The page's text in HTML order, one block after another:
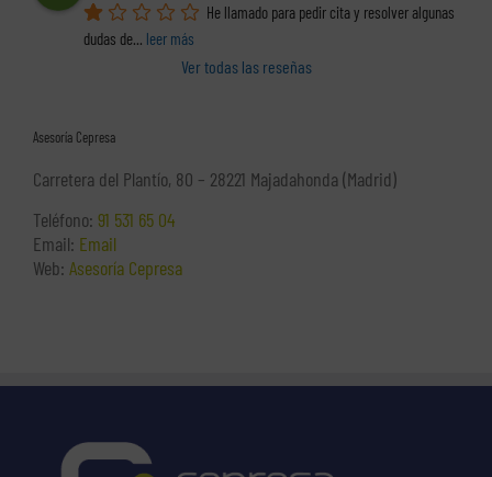
He llamado para pedir cita y resolver algunas
dudas de... leer más
Ver todas las reseñas
Asesoría Cepresa
Carretera del Plantío, 80 – 28221 Majadahonda (Madrid)
Teléfono: 91 531 65 04
Email: Email
Web: Asesoría Cepresa